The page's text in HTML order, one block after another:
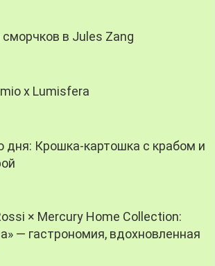
сморчков в Jules Zang
x Lumisfera
дня: Крошка-картошка с крабом и
× Mercury Home Collection:
— гастрономия, вдохновленная